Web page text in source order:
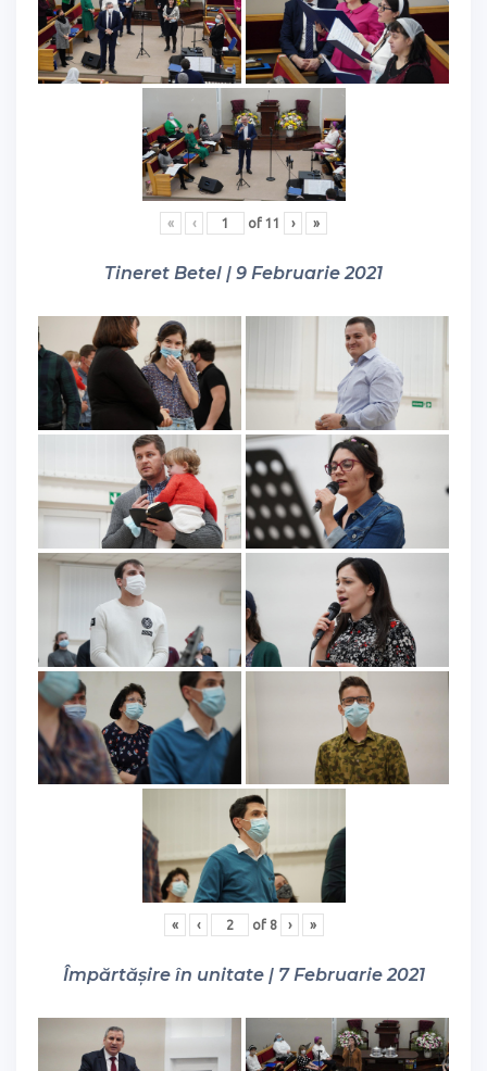
« ‹ of 11 › »
Tineret Betel | 9 Februarie 2021
« ‹ of 8 › »
Împărtășire în unitate | 7 Februarie 2021